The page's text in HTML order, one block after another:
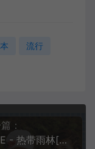
流行
：
S.H.E - 热带雨林[MP3-320K/FLAC][10.8M/29.5M]